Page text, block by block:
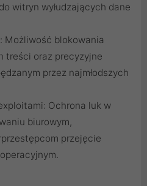
witryn wyłudzających dane
Możliwość blokowania
treści oraz precyzyjne
przez najmłodszych
Ochrona luk w
biurowym,
przejęcie